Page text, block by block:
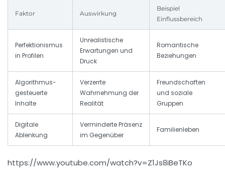
Faktor Auswirkung
Beispiel
Einflussbereich
Perfektionismus
in Profilen
Unrealistische
Erwartungen und
Druck
Romantische
Beziehungen
Algorithmus-
gesteuerte
Inhalte
Verzerrte
Wahrnehmung der
Realität
Freundschaften
und soziale
Gruppen
Digitale
Ablenkung
Verminderte Präsenz
im Gegenüber
Familienleben
https://www.youtube.com/watch?v=Z1Js8iBeTKo